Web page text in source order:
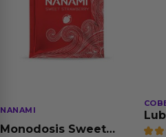
NANAMI
Monodosis Sweet